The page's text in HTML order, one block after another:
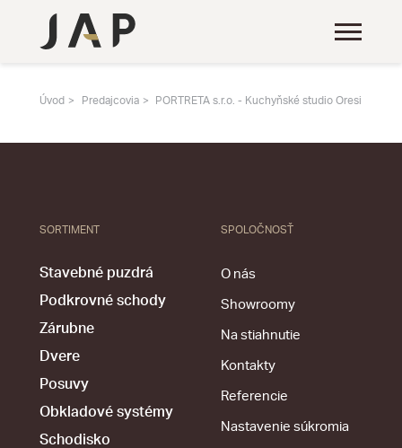
Úvod Predajcovia PORTRETA s.r.o. - Kuchyňské studio Oresi
SORTIMENT
Stavebné puzdrá
Podkrovné schody
Zárubne
Dvere
Posuvy
Obkladové systémy
Schodisko
SPOLOČNOSŤ
O nás
Showroomy
Na stiahnutie
Kontakty
Referencie
Nastavenie súkromia